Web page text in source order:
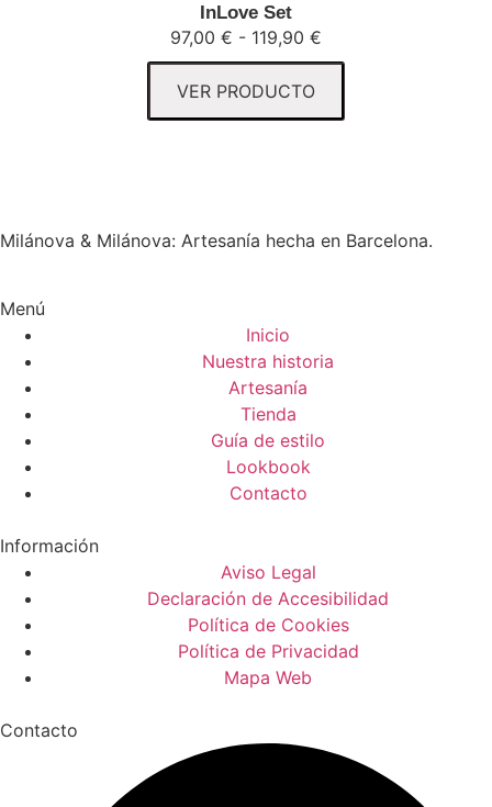
InLove Set
97,00 € - 119,90 €
VER PRODUCTO
Milánova & Milánova: Artesanía hecha en Barcelona.
Menú
Inicio
Nuestra historia
Artesanía
Tienda
Guía de estilo
Lookbook
Contacto
Información
Aviso Legal
Declaración de Accesibilidad
Política de Cookies
Política de Privacidad
Mapa Web
Contacto